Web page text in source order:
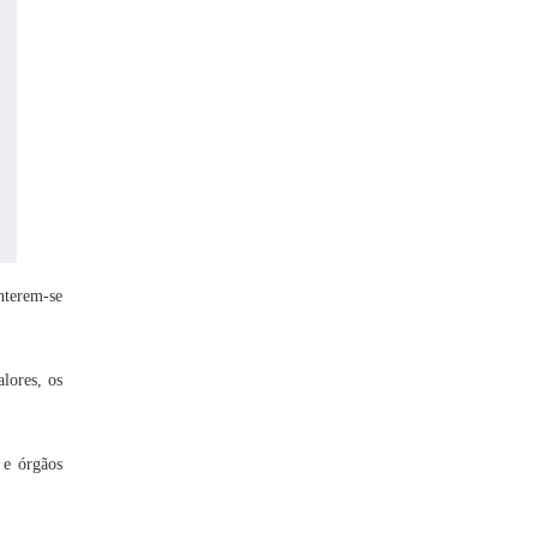
se
os
órgãos